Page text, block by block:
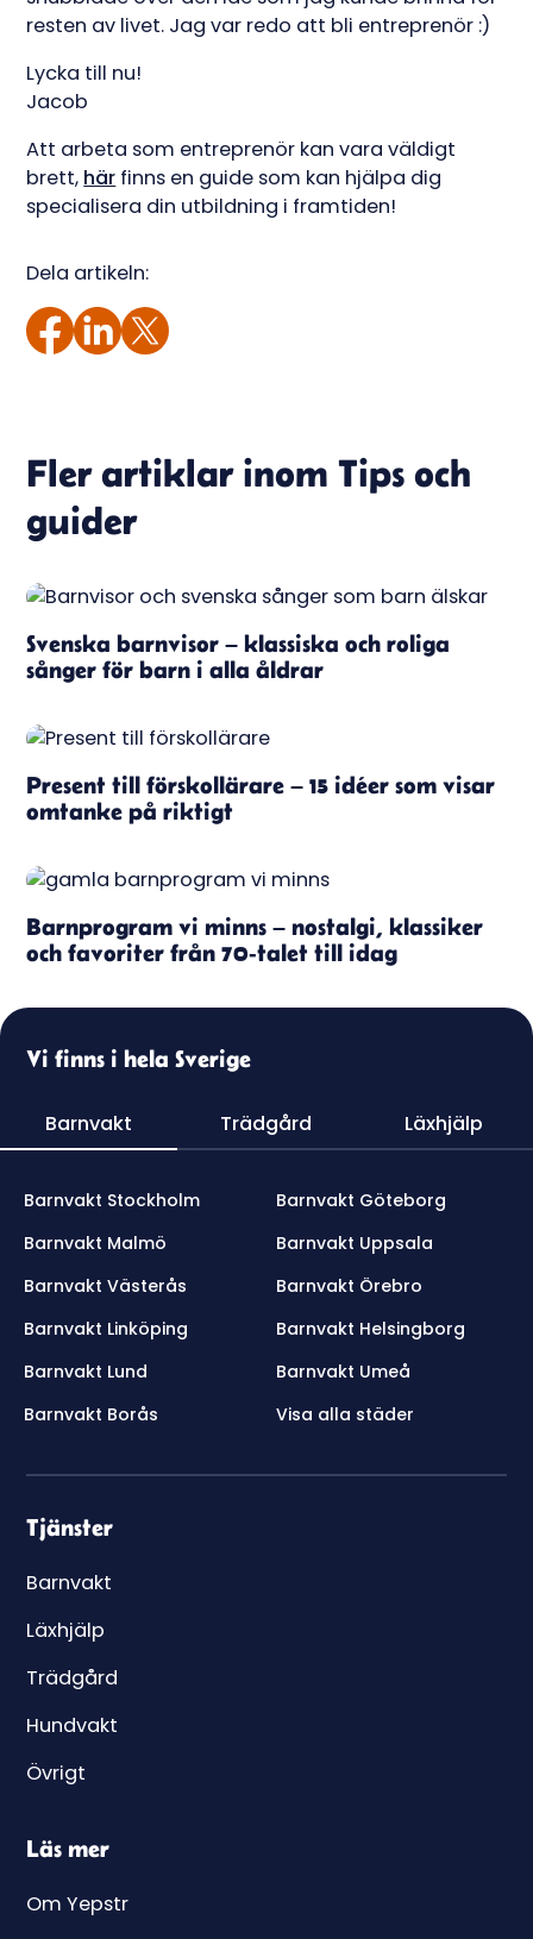
resten av livet. Jag var redo att bli entreprenör :)
Lycka till nu!
Jacob
Att arbeta som entreprenör kan vara väldigt
brett, här finns en guide som kan hjälpa dig
specialisera din utbildning i framtiden!
Dela artikeln:
Fler artiklar inomTips och
guider
Svenska barnvisor – klassiska och roliga
sånger för barn i alla åldrar
Present till förskollärare – 15 idéer som visar
omtanke på riktigt
Barnprogram vi minns – nostalgi, klassiker
och favoriter från 70-talet till idag
Vi finns i hela Sverige
Barnvakt Trädgård Läxhjälp
Barnvakt Stockholm
Barnvakt Göteborg
Barnvakt Malmö
Barnvakt Uppsala
Barnvakt Västerås
Barnvakt Örebro
Barnvakt Linköping
Barnvakt Helsingborg
Barnvakt Lund
Barnvakt Umeå
Barnvakt Borås
Visa alla städer
Tjänster
Barnvakt
Läxhjälp
Trädgård
Hundvakt
Övrigt
Läs mer
Om Yepstr